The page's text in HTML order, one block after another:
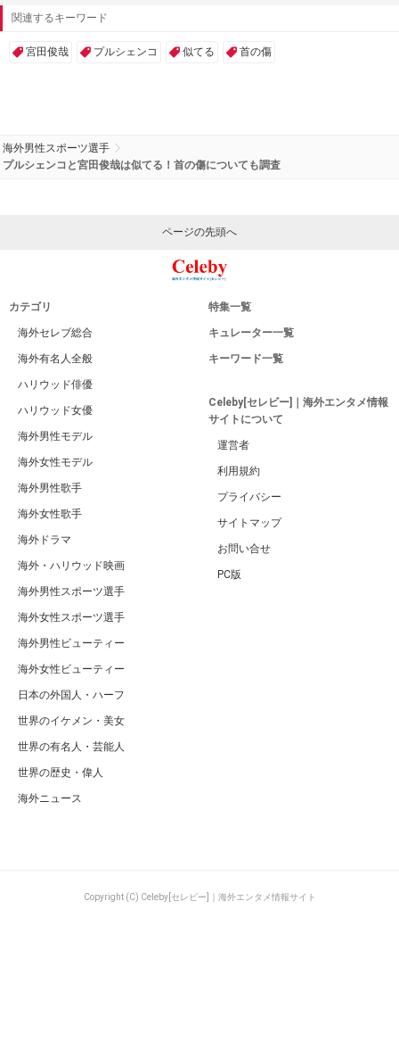
関連するキーワード
宮田俊哉 プルシェンコ 似てる 首の傷
海外男性スポーツ選手
プルシェンコと宮田俊哉は似てる！首の傷についても調査
ページの先頭へ
カテゴリ
海外セレブ総合
海外有名人全般
ハリウッド俳優
ハリウッド女優
海外男性モデル
海外女性モデル
海外男性歌手
海外女性歌手
海外ドラマ
海外・ハリウッド映画
海外男性スポーツ選手
海外女性スポーツ選手
海外男性ビューティー
海外女性ビューティー
日本の外国人・ハーフ
世界のイケメン・美女
世界の有名人・芸能人
世界の歴史・偉人
海外ニュース
特集一覧
キュレーター一覧
キーワード一覧
Celeby[セレビー]｜海外エンタメ情報
サイトについて
運営者
利用規約
プライバシー
サイトマップ
お問い合せ
PC版
Copyright (C) Celeby[セレビー]｜海外エンタメ情報サイト